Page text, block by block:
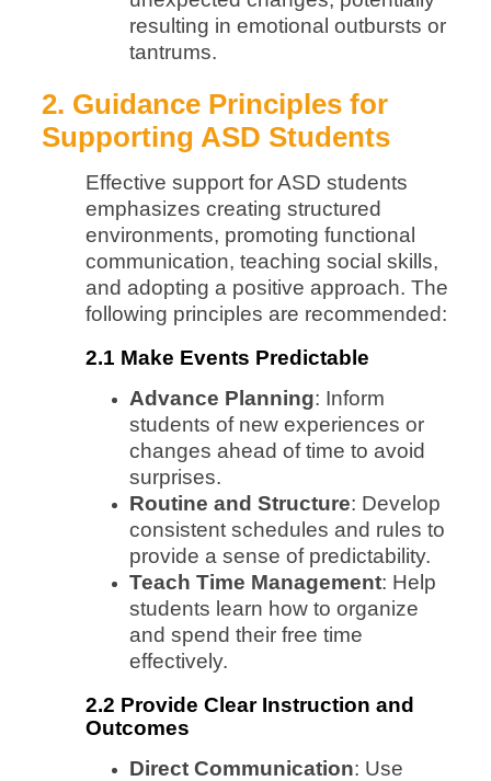
resulting in emotional outbursts or
tantrums.
2. Guidance Principles for
Supporting ASD Students
Effective support for ASD students
emphasizes creating structured
environments, promoting functional
communication, teaching social skills,
and adopting a positive approach. The
following principles are recommended:
2.1 Make Events Predictable
Advance Planning: Inform
students of new experiences or
changes ahead of time to avoid
surprises.
Routine and Structure: Develop
consistent schedules and rules to
provide a sense of predictability.
Teach Time Management: Help
students learn how to organize
and spend their free time
effectively.
2.2 Provide Clear Instruction and
Outcomes
Direct Communication: Use